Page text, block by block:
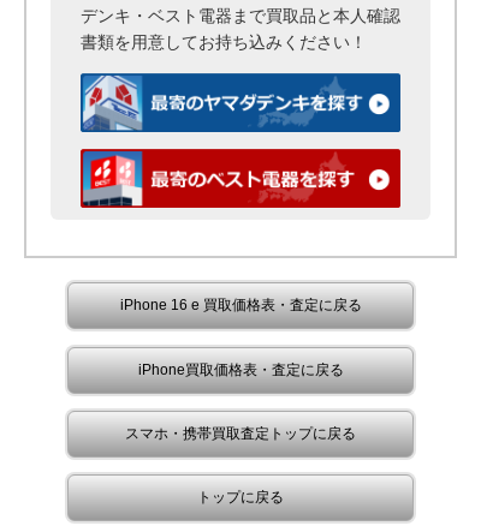
デンキ・ベスト電器まで買取品と本人確認
書類を用意してお持ち込みください！
iPhone 16 e 買取価格表・査定に戻る
iPhone買取価格表・査定に戻る
スマホ・携帯買取査定トップに戻る
トップに戻る